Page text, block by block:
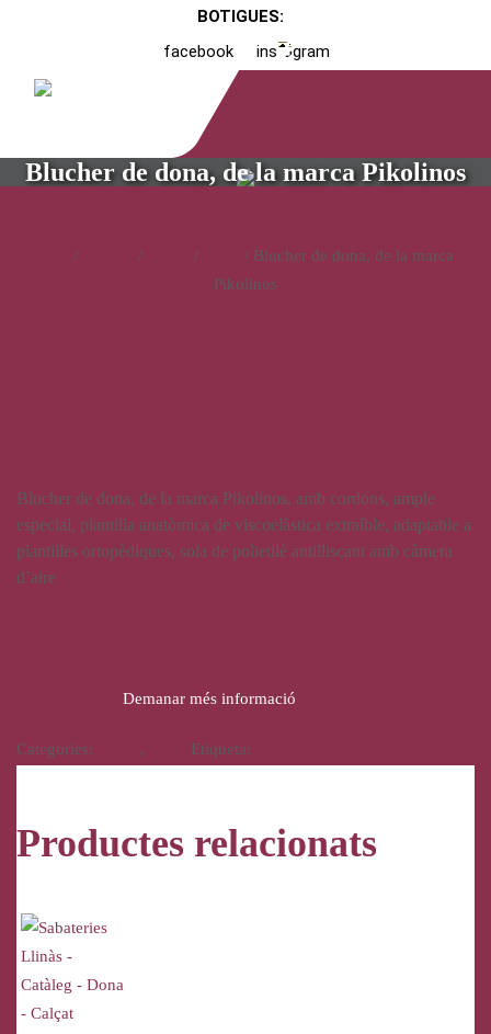
BOTIGUES:
facebook
instagram
Blucher de dona, de la marca Pikolinos
/ / /
/ Blucher de dona, de la marca
Pikolinos
Blucher de dona, de la marca Pikolinos, amb cordons, ample
especial, plantilla anatòmica de viscoelàstica extraíble, adaptable a
plantilles ortopèdiques, sola de polietilè antilliscant amb càmera
d’aire
Demanar més informació
Categories: , Etiqueta:
Productes relacionats